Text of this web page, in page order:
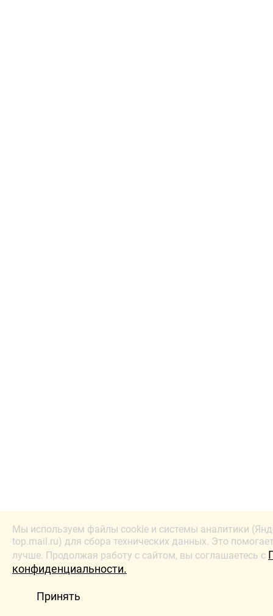
Мы используем файлы cookie и системы аналитики
top.mail.ru) для сбора технических данных. Это
лучше. Продолжая работу с сайтом, вы соглашаетесь с
конфиденциальности.
Принять